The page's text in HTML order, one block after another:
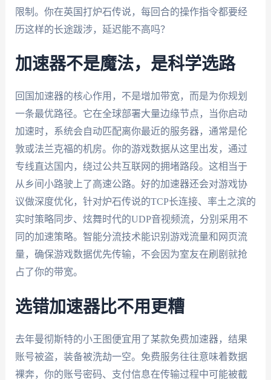
限制。你在英国打炉石传说，每回合的操作指令都要经
历这样的长途跋涉，延迟能不高吗？
加速器不是魔法，是科学选路
回国加速器的核心作用，不是增加带宽，而是为你规划
一条最优路径。它在全球部署大量边缘节点，当你启动
加速时，系统会自动匹配离你最近的服务器，通常是伦
敦或法兰克福的机房。你的游戏数据从这里出发，通过
专线直达国内，绕过公共互联网的拥堵路段。这相当于
从乡间小路驶上了高速公路。好的加速器还会对游戏协
议做深度优化，针对炉石传说的TCP长连接、率土之滨的
实时策略同步、炫舞时代的UDP音视频流，分别采用不
同的加速策略。智能分流技术能识别游戏流量和网页流
量，确保游戏数据优先传输，不会因为室友在刷剧就抢
占了你的带宽。
选错加速器比不用更糟
去年曼彻斯特的小王图便宜用了某款免费加速器，结果
账号被盗，装备被洗劫一空。免费服务往往意味着数据
裸奔，你的账号密码、支付信息在传输过程中可能被截